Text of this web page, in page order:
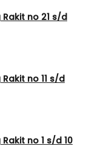
no 21 s/d
no 11 s/d
no 1 s/d 10